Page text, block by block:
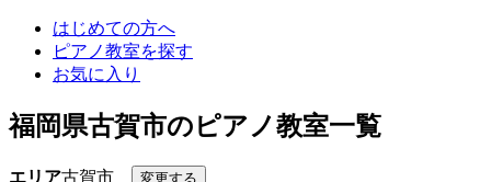
はじめての方へ
ピアノ教室を探す
お気に入り
福岡県古賀市のピアノ教室一覧
エリア古賀市